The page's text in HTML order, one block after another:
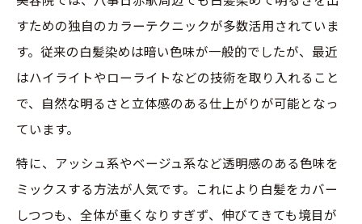
すための独自のカラーテクニックが多数活用されていま
す。従来の白髪染めは暗い色味が一般的でしたが、最近
はハイライトやローライトなどの技術を取り入れること
で、自然な明るさと立体感のある仕上がりが可能となっ
ています。
特に、アッシュ系やベージュ系など透明感のある色味を
ミックスする方法が人気です。これにより白髪をカバー
しつつも、全体が重くなりすぎず、伸びてきても境目が